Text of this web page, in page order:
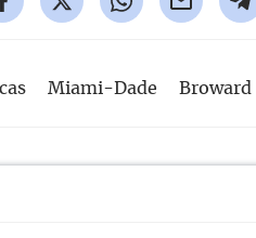
Miami-Dade Broward